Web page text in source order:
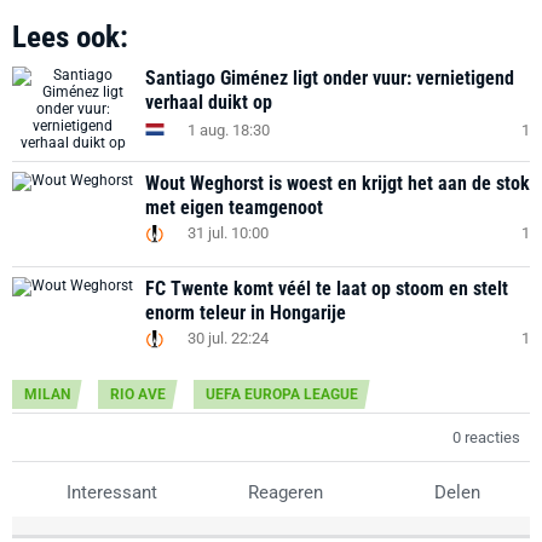
Lees ook:
Santiago Giménez ligt onder vuur: vernietigend
verhaal duikt op
1 aug. 18:30 1
Wout Weghorst is woest en krijgt het aan de stok
met eigen teamgenoot
31 jul. 10:00 1
FC Twente komt véél te laat op stoom en stelt
enorm teleur in Hongarije
30 jul. 22:24 1
MILAN RIO AVE UEFA EUROPA LEAGUE
0 reacties
Interessant Reageren Delen